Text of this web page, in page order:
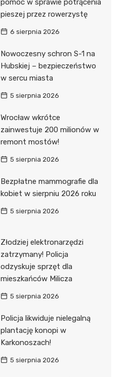
pomoc w sprawie potrącenia
pieszej przez rowerzystę
6 sierpnia 2026
Nowoczesny schron S-1 na
Hubskiej – bezpieczeństwo
w sercu miasta
5 sierpnia 2026
Wrocław wkrótce
zainwestuje 200 milionów w
remont mostów!
5 sierpnia 2026
Bezpłatne mammografie dla
kobiet w sierpniu 2026 roku
5 sierpnia 2026
Złodziej elektronarzędzi
zatrzymany! Policja
odzyskuje sprzęt dla
mieszkańców Milicza
5 sierpnia 2026
Policja likwiduje nielegalną
plantację konopi w
Karkonoszach!
5 sierpnia 2026